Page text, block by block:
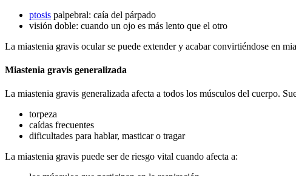
ptosis palpebral: caía del párpado
visión doble: cuando un ojo es más lento que el otro
La miastenia gravis ocular se puede extender y acabar convirtiéndose en
Miastenia gravis generalizada
La miastenia gravis generalizada afecta a todos los músculos del cuerpo.
torpeza
caídas frecuentes
dificultades para hablar, masticar o tragar
La miastenia gravis puede ser de riesgo vital cuando afecta a: